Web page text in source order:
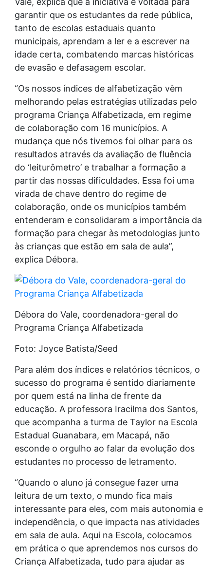
garantir que os estudantes da rede pública,
tanto de escolas estaduais quanto
municipais, aprendam a ler e a escrever na
idade certa, combatendo marcas históricas
de evasão e defasagem escolar.
“Os nossos índices de alfabetização vêm
melhorando pelas estratégias utilizadas pelo
programa Criança Alfabetizada, em regime
de colaboração com 16 municípios. A
mudança que nós tivemos foi olhar para os
resultados através da avaliação de fluência
do ‘leiturômetro’ e trabalhar a formação a
partir das nossas dificuldades. Essa foi uma
virada de chave dentro do regime de
colaboração, onde os municípios também
entenderam e consolidaram a importância da
formação para chegar às metodologias junto
às crianças que estão em sala de aula”,
explica Débora.
Débora do Vale, coordenadora-geral do
Programa Criança Alfabetizada
Foto: Joyce Batista/Seed
Para além dos índices e relatórios técnicos, o
sucesso do programa é sentido diariamente
por quem está na linha de frente da
educação. A professora Iracilma dos Santos,
que acompanha a turma de Taylor na Escola
Estadual Guanabara, em Macapá, não
esconde o orgulho ao falar da evolução dos
estudantes no processo de letramento.
“Quando o aluno já consegue fazer uma
leitura de um texto, o mundo fica mais
interessante para eles, com mais autonomia e
independência, o que impacta nas atividades
em sala de aula. Aqui na Escola, colocamos
em prática o que aprendemos nos cursos do
Criança Alfabetizada, tudo para ajudar as